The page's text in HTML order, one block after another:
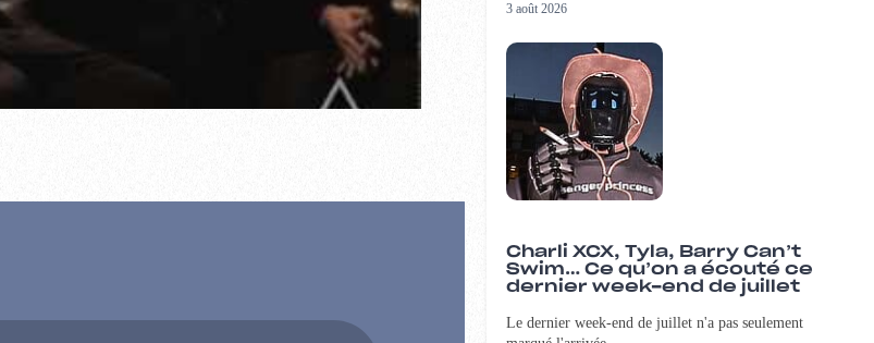
3 août 2026
Charli XCX, Tyla, Barry Can’t
Swim… Ce qu’on a écouté ce
dernier week-end de juillet
Le dernier week-end de juillet n'a pas seulement